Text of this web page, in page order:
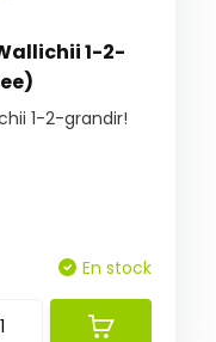
1-2-
1-2-grandir!
En stock